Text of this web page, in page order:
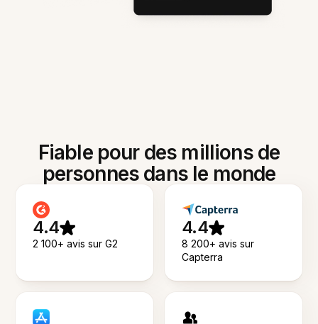
Fiable pour des millions de
personnes dans le monde
4.4
2 100+ avis sur G2
4.4
8 200+ avis sur
Capterra